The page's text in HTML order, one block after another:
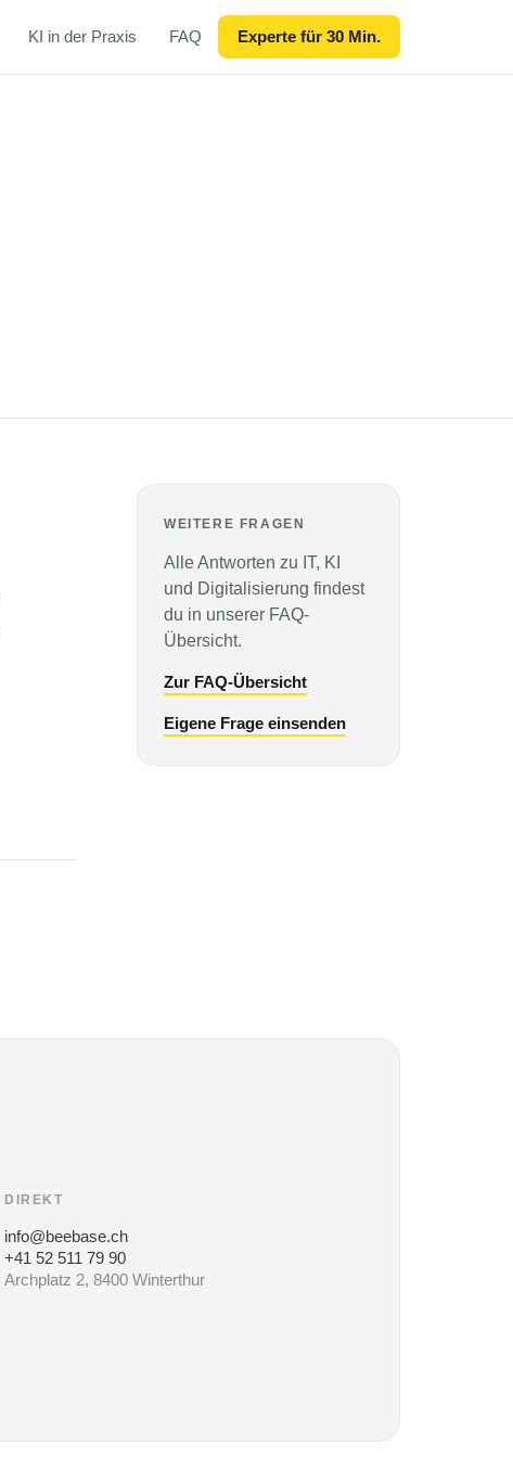
KI in der Praxis FAQ Experte für 30 Min.
WEITERE FRAGEN
Alle Antworten zu IT, KI
und Digitalisierung findest
du in unserer FAQ-
Übersicht.
Zur FAQ-Übersicht
Eigene Frage einsenden
DIREKT
info@beebase.ch
+41 52 511 79 90
Archplatz 2, 8400 Winterthur